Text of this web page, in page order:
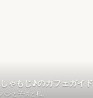
しゃもじ♪のカフェガイド
パンと子供と私。